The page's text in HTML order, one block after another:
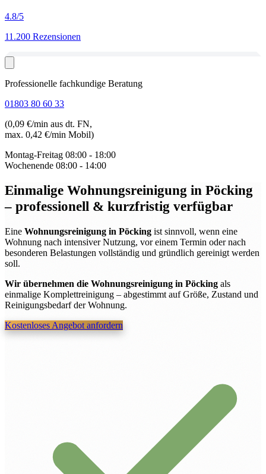
4.8/5
11.200 Rezensionen
Professionelle fachkundige Beratung
01803 80 60 33
(0,09 €/min aus dt. FN,
max. 0,42 €/min Mobil)
Montag-Freitag 08:00 - 18:00
Wochenende 08:00 - 14:00
Einmalige Wohnungsreinigung in Pöcking
– professionell & kurzfristig verfügbar
Eine Wohnungsreinigung in Pöcking ist sinnvoll, wenn eine
Wohnung nach intensiver Nutzung, vor einem Termin oder nach
besonderen Belastungen vollständig und gründlich gereinigt werden
soll.
Wir übernehmen die Wohnungsreinigung in Pöcking als
einmalige Komplettreinigung – abgestimmt auf Größe, Zustand und
Reinigungsbedarf der Wohnung.
Kostenloses Angebot anfordern